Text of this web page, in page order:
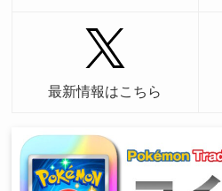
最新情報はこちら